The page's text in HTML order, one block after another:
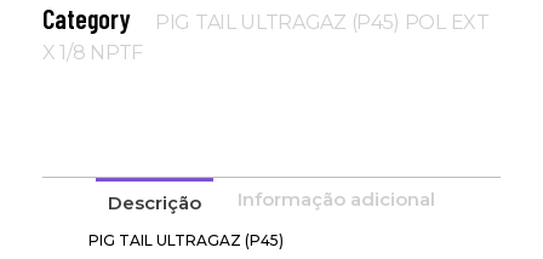
Category
PIG TAIL ULTRAGAZ (P45) POL EXT
X 1/8 NPTF
Descrição Informação adicional
PIG TAIL ULTRAGAZ (P45)